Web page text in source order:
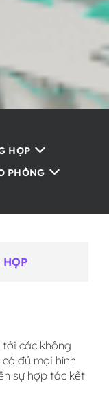
HỌP
PHÒNG
các không
đủ mọi hình
sự hợp tác kết